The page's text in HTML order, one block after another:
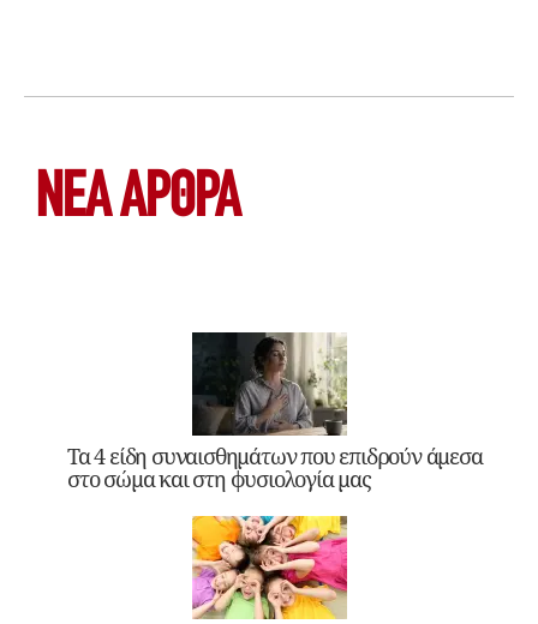
ΝΕΑ ΆΡΘΡΑ
Τα 4 είδη συναισθημάτων που επιδρούν άμεσα
στο σώμα και στη φυσιολογία μας